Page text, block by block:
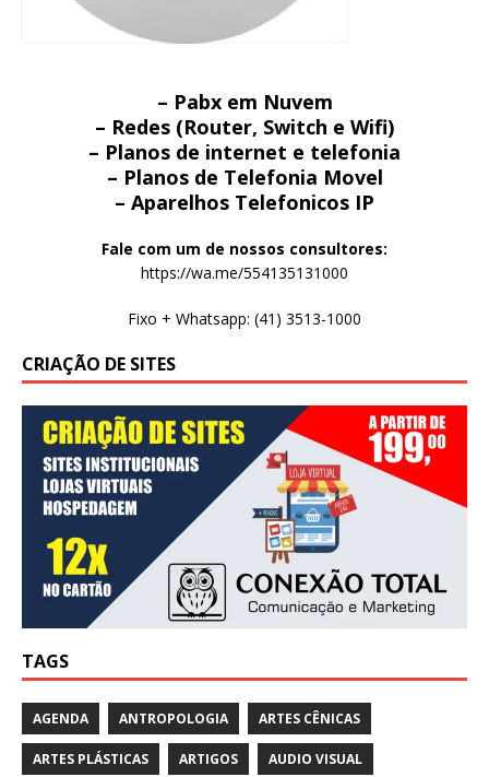
– Pabx em Nuvem
– Redes (Router, Switch e Wifi)
– Planos de internet e telefonia
– Planos de Telefonia Movel
– Aparelhos Telefonicos IP
Fale com um de nossos consultores:
https://wa.me/554135131000
Fixo + Whatsapp: (41) 3513-1000
CRIAÇÃO DE SITES
TAGS
AGENDA ANTROPOLOGIA ARTES CÊNICAS
ARTES PLÁSTICAS ARTIGOS AUDIO VISUAL